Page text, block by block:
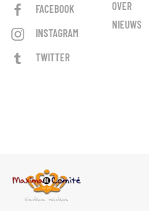
FACEBOOK
INSTAGRAM
TWITTER
OVER
NIEUWS